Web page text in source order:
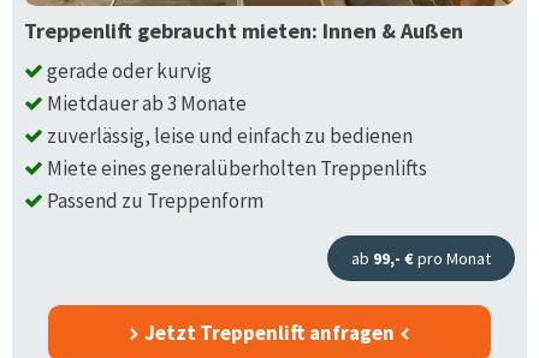
Treppenlift gebraucht mieten: Innen & Außen
gerade oder kurvig
Mietdauer ab 3 Monate
zuverlässig, leise und einfach zu bedienen
Miete eines generalüberholten Treppenlifts
Passend zu Treppenform
ab 99,- €pro Monat
Jetzt Treppenlift anfragen